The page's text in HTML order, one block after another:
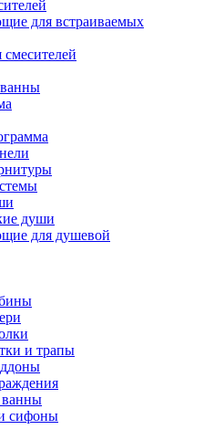
для встраиваемых
души
для душевой
и трапы
сифоны